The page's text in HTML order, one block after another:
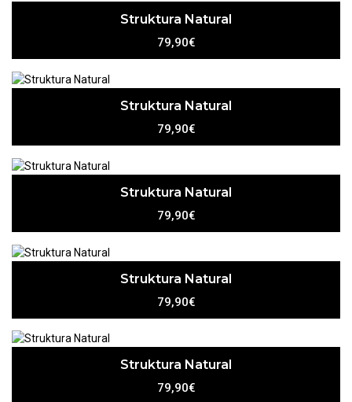
Struktura Natural
79,90€
Struktura Natural
79,90€
Struktura Natural
79,90€
Struktura Natural
79,90€
Struktura Natural
79,90€